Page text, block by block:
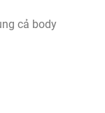
cả body